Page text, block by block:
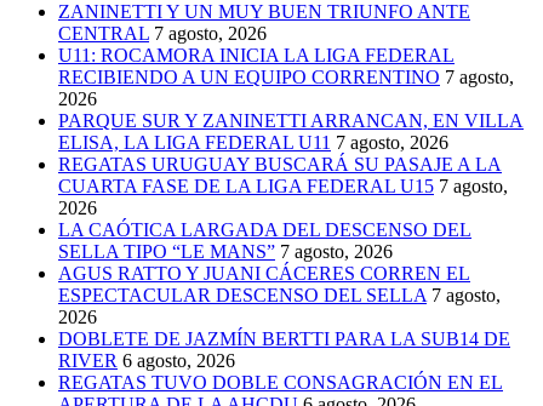
ZANINETTI Y UN MUY BUEN TRIUNFO ANTE
CENTRAL 7 agosto, 2026
U11: ROCAMORA INICIA LA LIGA FEDERAL
RECIBIENDO A UN EQUIPO CORRENTINO 7 agosto,
2026
PARQUE SUR Y ZANINETTI ARRANCAN, EN VILLA
ELISA, LA LIGA FEDERAL U11 7 agosto, 2026
REGATAS URUGUAY BUSCARÁ SU PASAJE A LA
CUARTA FASE DE LA LIGA FEDERAL U15 7 agosto,
2026
LA CAÓTICA LARGADA DEL DESCENSO DEL
SELLA TIPO “LE MANS” 7 agosto, 2026
AGUS RATTO Y JUANI CÁCERES CORREN EL
ESPECTACULAR DESCENSO DEL SELLA 7 agosto,
2026
DOBLETE DE JAZMÍN BERTTI PARA LA SUB14 DE
RIVER 6 agosto, 2026
REGATAS TUVO DOBLE CONSAGRACIÓN EN EL